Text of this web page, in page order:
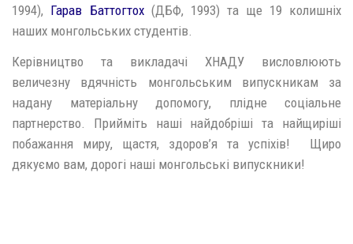
1994), Гарав Баттогтох(ДБФ, 1993) та ще 19 колишніх
наших монгольських студентів.
Керівництво та викладачі ХНАДУ висловлюють
величезну вдячність монгольським випускникам за
надану матеріальну допомогу, плідне соціальне
партнерство. Прийміть наші найдобріші та найщиріші
побажання миру, щастя, здоров’я та успіхів! Щиро
дякуємо вам, дорогі наші монгольські випускники!